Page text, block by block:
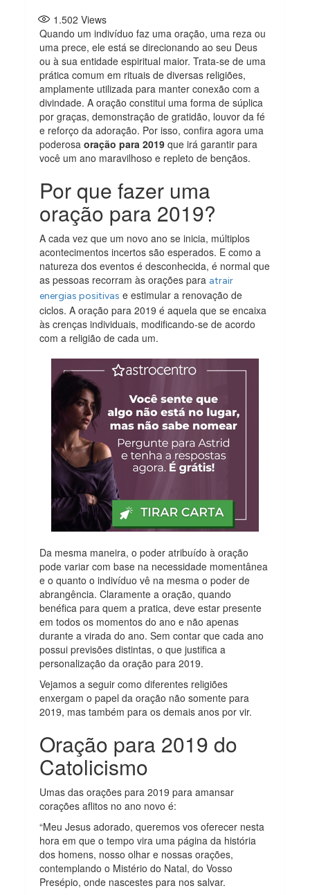
1.502 Views
Quando um indivíduo faz uma oração, uma reza ou
uma prece, ele está se direcionando ao seu Deus
ou à sua entidade espiritual maior. Trata-se de uma
prática comum em rituais de diversas religiões,
amplamente utilizada para manter conexão com a
divindade. A oração constitui uma forma de súplica
por graças, demonstração de gratidão, louvor da fé
e reforço da adoração. Por isso, confira agora uma
poderosaoração para 2019 que irá garantir para
você um ano maravilhoso e repleto de bençãos.
Por que fazer uma
oração para 2019?
A cada vez que um novo ano se inicia, múltiplos
acontecimentos incertos são esperados. E como a
natureza dos eventos é desconhecida, é normal que
as pessoas recorram às orações para atrair
energias positivas e estimular a renovação de
ciclos. A oração para 2019 é aquela que se encaixa
às crenças individuais, modificando-se de acordo
com a religião de cada um.
Da mesma maneira, o poder atribuído à oração
pode variar com base na necessidade momentânea
e o quanto o indivíduo vê na mesma o poder de
abrangência. Claramente a oração, quando
benéfica para quem a pratica, deve estar presente
em todos os momentos do ano e não apenas
durante a virada do ano. Sem contar que cada ano
possui previsões distintas, o que justifica a
personalização da oração para 2019.
Vejamos a seguir como diferentes religiões
enxergam o papel da oração não somente para
2019, mas também para os demais anos por vir.
Oração para 2019 do
Catolicismo
Umas das orações para 2019 para amansar
corações aflitos no ano novo é:
“Meu Jesus adorado, queremos vos oferecer nesta
hora em que o tempo vira uma página da história
dos homens, nosso olhar e nossas orações,
contemplando o Mistério do Natal, do Vosso
Presépio, onde nascestes para nos salvar.